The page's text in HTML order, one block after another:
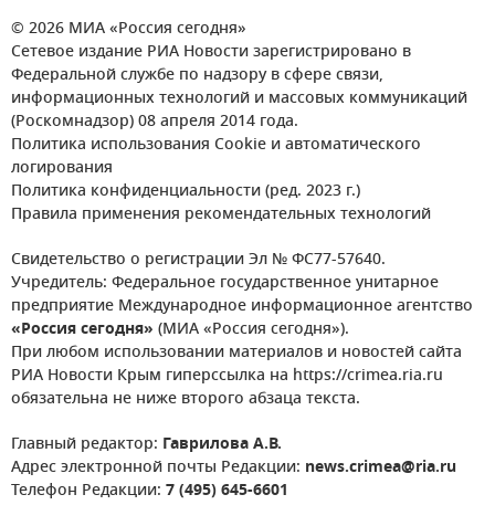
© 2026 МИА «Россия сегодня»
Сетевое издание РИА Новости зарегистрировано в
Федеральной службе по надзору в сфере связи,
информационных технологий и массовых коммуникаций
(Роскомнадзор) 08 апреля 2014 года.
Политика использования Cookie и автоматического
логирования
Политика конфиденциальности (ред. 2023 г.)
Правила применения рекомендательных технологий
Свидетельство о регистрации Эл № ФС77-57640.
Учредитель: Федеральное государственное унитарное
предприятие Международное информационное агентство
«Россия сегодня» (МИА «Россия сегодня»).
При любом использовании материалов и новостей сайта
РИА Новости Крым гиперссылка на https://crimea.ria.ru
обязательна не ниже второго абзаца текста.
Главный редактор: Гаврилова А.В.
Адрес электронной почты Редакции: news.crimea@ria.ru
Телефон Редакции: 7 (495) 645-6601